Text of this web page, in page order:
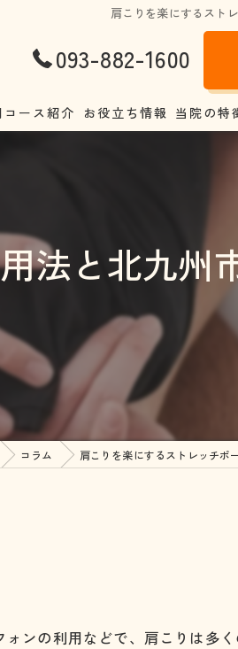
肩こりを楽にするスト
093-882-1600
コース紹介
トネック
めまい
失調症
五十肩
お役立ち情報
正しい靴選び
妊娠中、産後いつから整
整体のあれこれ
整体にはどんな効果が
美容について…
当院の特
交通事
四十肩
法と北九州
コラム 肩こりを楽にするストレッチポ
ンの利用などで、肩こりは多